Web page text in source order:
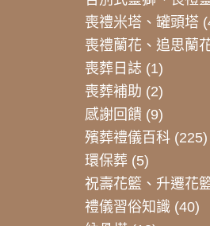
喪禮米塔、罐頭塔
喪禮蘭花、追思蘭
喪葬日誌 (1)
喪葬補助 (2)
感謝回饋(9)
殯葬禮儀百科(225)
環保葬(5)
祝壽花籃、升遷花
禮儀習俗知識 (40)